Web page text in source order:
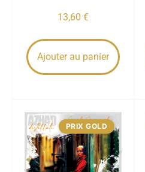
13,60 €
Ajouter au panier
PRIX GOLD